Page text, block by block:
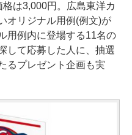
は3,000円。広島東洋カ
オリジナル用例(例文)が
用例内に登場する11名の
して応募した人に、抽選
るプレゼント企画も実